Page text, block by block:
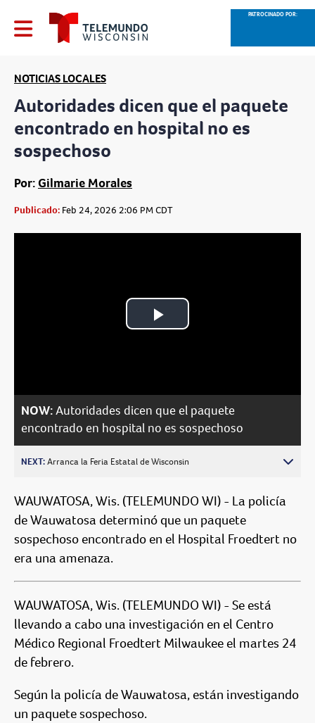
PATROCINADO POR:
NOTICIAS LOCALES
Autoridades dicen que el paquete
encontrado en hospital no es
sospechoso
Por: Gilmarie Morales
Publicado: Feb 24, 2026 2:06 PM CDT
Play
NOW:Autoridades dicen que el paquete
encontrado en hospital no es sospechoso
NEXT:Arranca la Feria Estatal de Wisconsin
WAUWATOSA, Wis. (TELEMUNDO WI) - La policía
de Wauwatosa determinó que un paquete
sospechoso encontrado en el Hospital Froedtert no
era una amenaza.
WAUWATOSA, Wis. (TELEMUNDO WI) - Se está
llevando a cabo una investigación en el Centro
Médico Regional Froedtert Milwaukee el martes 24
de febrero.
Según la policía de Wauwatosa, están investigando
un paquete sospechoso.